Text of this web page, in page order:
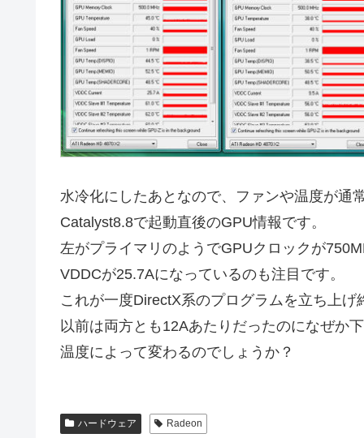
水冷化にしたあとなので、ファンや温度が通
Catalyst8.8で起動直後のGPU情報です。
左がプライマリのようでGPUクロックが
VDDCが25.7Aになっているのも注目です。
これが一度DirectX系のプログラムを立ち上げ
以前は両方とも12Aあたりだったのになぜか下
温度によって変わるのでしょうか？
ハードウェア Radeon